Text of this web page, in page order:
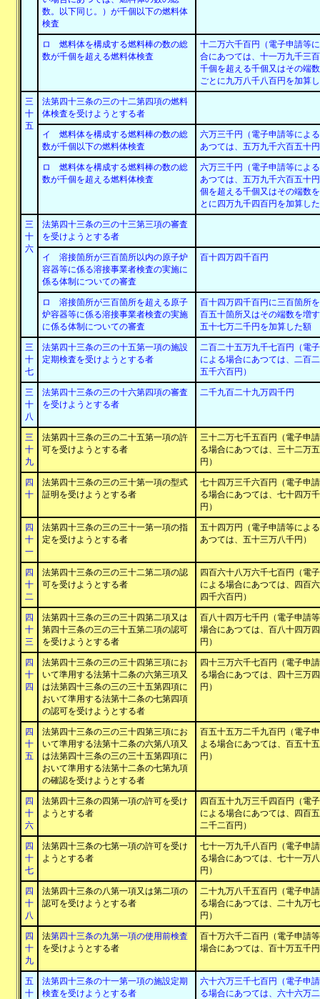
数。以下同じ。）が千個以下の燃料体
検査
ロ 燃料体を構成する燃料棒の数の総
数が千個を超える燃料体検査
十二万六千百円（電子申請等
合にあつては、十一万九千三
千個を超える千個又はその端
ごとに九万八千八百円を加算
三
十
五
法第四十三条の三の十二第四項の燃料
体検査を受けようとする者
イ 燃料体を構成する燃料棒の数の総
数が千個以下の燃料体検査
六万三千円（電子申請等によ
あつては、五万九千六百五十
ロ 燃料体を構成する燃料棒の数の総
数が千個を超える燃料体検査
六万三千円（電子申請等によ
あつては、五万九千六百五十
個を超える千個又はその端数
とに四万九千四百円を加算し
三
十
六
法第四十三条の三の十三第三項の審査
を受けようとする者
イ 溶接箇所が三百箇所以内の原子炉
容器等に係る溶接事業者検査の実施に
係る体制についての審査
百十四万四千百円
ロ 溶接箇所が三百箇所を超える原子
炉容器等に係る溶接事業者検査の実施
に係る体制についての審査
百十四万四千百円に三百箇所
百五十箇所又はその端数を増
五十七万二千円を加算した額
三
十
七
法第四十三条の三の十五第一項の施設
定期検査を受けようとする者
二百二十五万九千七百円（電
による場合にあつては、二百
五千六百円）
三
十
八
法第四十三条の三の十六第四項の審査
を受けようとする者
二千九百二十九万四千円
三
十
九
法第四十三条の三の二十五第一項の許
可を受けようとする者
三十二万七千五百円（電子申
る場合にあつては、三十二万
円）
四
十
法第四十三条の三の三十第一項の型式
証明を受けようとする者
七十四万三千六百円（電子申
る場合にあつては、七十四万
円）
四
十
一
法第四十三条の三の三十一第一項の指
定を受けようとする者
五十四万円（電子申請等によ
あつては、五十三万八千円）
四
十
二
法第四十三条の三の三十二第二項の認
可を受けようとする者
四百六十八万六千七百円（電
による場合にあつては、四百
四千六百円）
四
十
三
法第四十三条の三の三十四第二項又は
第四十三条の三の三十五第二項の認可
を受けようとする者
百八十四万七千円（電子申請
場合にあつては、百八十四万
円）
四
十
四
法第四十三条の三の三十四第三項にお
いて準用する法第十二条の六第三項又
は法第四十三条の三の三十五第四項に
おいて準用する法第十二条の七第四項
の認可を受けようとする者
四十三万六千七百円（電子申
る場合にあつては、四十三万
円）
四
十
五
法第四十三条の三の三十四第三項にお
いて準用する法第十二条の六第八項又
は法第四十三条の三の三十五第四項に
おいて準用する法第十二条の七第九項
の確認を受けようとする者
百五十五万二千九百円（電子
よる場合にあつては、百五十
円）
四
十
六
法第四十三条の四第一項の許可を受け
ようとする者
四百五十九万三千四百円（電
による場合にあつては、四百
二千二百円）
四
十
七
法第四十三条の七第一項の許可を受け
ようとする者
七十一万九千八百円（電子申
る場合にあつては、七十一万
円）
四
十
八
法第四十三条の八第一項又は第二項の
認可を受けようとする者
二十九万八千五百円（電子申
る場合にあつては、二十九万
円）
四
十
九
法第四十三条の九第一項の使用前検査
を受けようとする者
百十万六千二百円（電子申請
場合にあつては、百十万五千
五
十
法第四十三条の十一第一項の施設定期
検査を受けようとする者
六十六万三千七百円（電子申
る場合にあつては、六十六万